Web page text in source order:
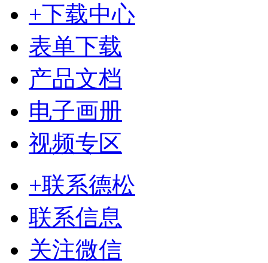
+下载中心
表单下载
产品文档
电子画册
视频专区
+联系德松
联系信息
关注微信